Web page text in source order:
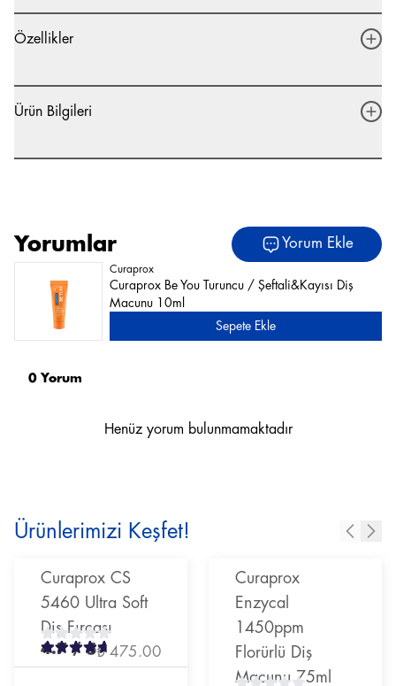
Özellikler
Ürün Bilgileri
Yorumlar Yorum Ekle
Curaprox
Curaprox Be You Turuncu / Şeftali&Kayısı Diş
Macunu 10ml
Sepete Ekle
0 Yorum
Henüz yorum bulunmamaktadır
Ürünlerimizi Keşfet!
Curaprox CS
5460 Ultra Soft
Diş Fırçası
4.7/ 5₺ 475.00
Curaprox
Enzycal
1450ppm
Florürlü Diş
Macunu 75ml